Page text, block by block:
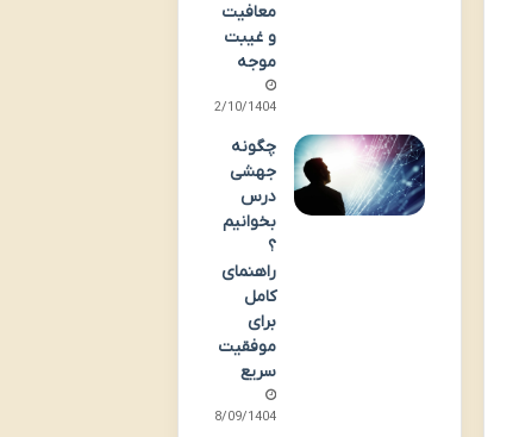
معافیت
و غیبت
موجه
02/10/1404
چگونه
جهشی
درس
بخوانیم
؟
راهنمای
کامل
برای
موفقیت
سریع
28/09/1404